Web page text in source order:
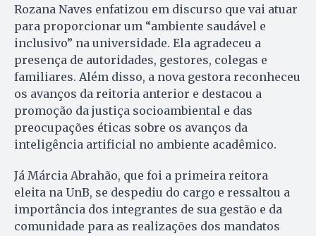
Rozana Naves enfatizou em discurso que vai atuar
para proporcionar um “ambiente saudável e
inclusivo” na universidade. Ela agradeceu a
presença de autoridades, gestores, colegas e
familiares. Além disso, a nova gestora reconheceu
os avanços da reitoria anterior e destacou a
promoção da justiça socioambiental e das
preocupações éticas sobre os avanços da
inteligência artificial no ambiente acadêmico.
Já Márcia Abrahão, que foi a primeira reitora
eleita na UnB, se despediu do cargo e ressaltou a
importância dos integrantes de sua gestão e da
comunidade para as realizações dos mandatos